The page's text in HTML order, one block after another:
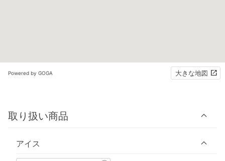
Powered by GOGA 大きな地図
取り扱い商品
アイス